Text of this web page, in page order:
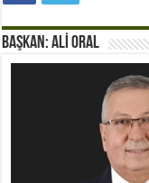
BAŞKAN: ALİ ORAL